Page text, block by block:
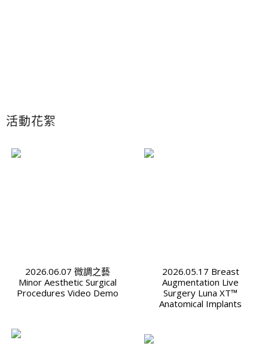
活動花絮
2026.06.07 微調之藝
Minor Aesthetic Surgical
Procedures Video Demo
2026.05.17 Breast
Augmentation Live
Surgery Luna XT™
Anatomical Implants